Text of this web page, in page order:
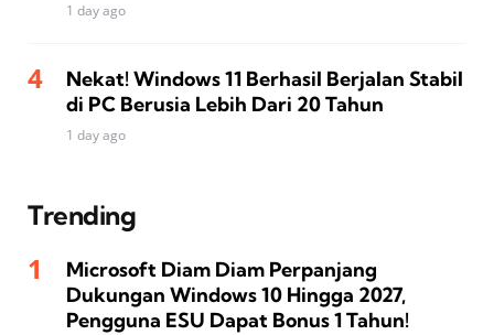
1 day ago
Nekat! Windows 11 Berhasil Berjalan Stabil
di PC Berusia Lebih Dari 20 Tahun
1 day ago
Trending
Microsoft Diam Diam Perpanjang
Dukungan Windows 10 Hingga 2027,
Pengguna ESU Dapat Bonus 1 Tahun!